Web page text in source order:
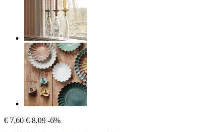
€ 7,60 € 8,09 -6%